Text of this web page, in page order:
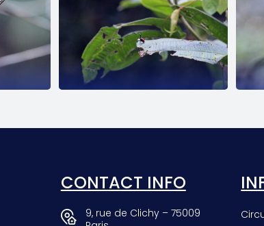
CONTACT INFO
9, rue de Clichy – 75009